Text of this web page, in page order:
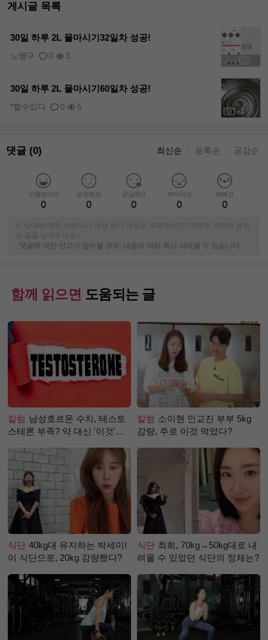
게시글 목록
30일 하루 2L 물마시기32일차 성공!
0 3
노맹구
+1
30일 하루 2L 물마시기60일차 성공!
0 5
*할수있다
댓글 (0) 최신순 등록순 공감순
도움됐어요
0
응원해요
0
궁금해요
0
부러워요
0
예뻐요
0
※ 상대에 대한 비방이나 욕설 등의 댓글은 피해주세요! 따뜻한 격려와 응원
-
댓글에 대한 신고가 접수될 경우, 내용에 따라 즉시 삭제될 수 있습니다.
함께 읽으면 도움되는 글
칼럼 남성호르몬 수치, 테스토
스테론 부족? 약 대신 '이것'으
칼럼 소이현 인교진 부부 5kg
감량, 주로 이것 먹었다?
식단 40kg대 유지하는 박세미!
이 식단으로, 20kg 감량했다?
식단 최희, 70kg→50kg대로 내
려올 수 있었던 식단의 정체는?